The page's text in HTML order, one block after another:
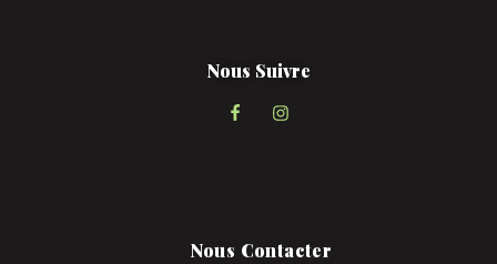
Nous Suivre
Nous Contacter